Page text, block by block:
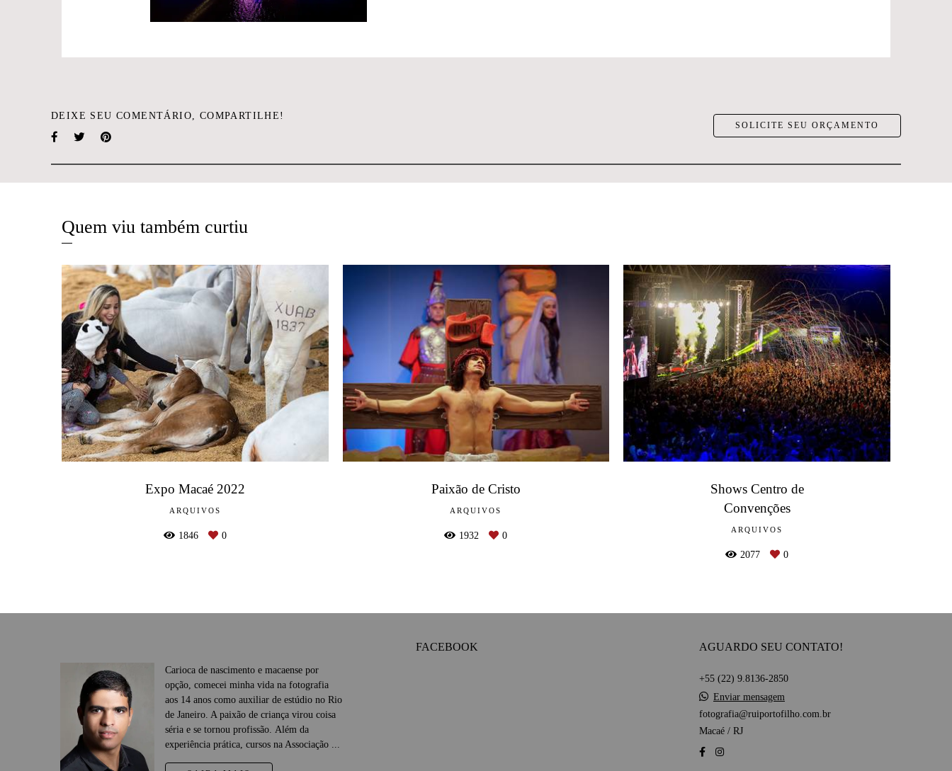
DEIXE SEU COMENTÁRIO, COMPARTILHE!
SOLICITE SEU ORÇAMENTO
Quem viu também curtiu
Expo Macaé 2022
ARQUIVOS
1846 0
Paixão de Cristo
ARQUIVOS
1932 0
Shows Centro de
Convenções
ARQUIVOS
2077 0
Carioca de nascimento e macaense por
opção, comecei minha vida na fotografia
aos 14 anos como auxiliar de estúdio no Rio
de Janeiro. A paixão de criança virou coisa
séria e se tornou profissão. Além da
experiência prática, cursos na Associação ...
FACEBOOK AGUARDO SEU CONTATO!
+55 (22) 9.8136-2850
Enviar mensagem
fotografia@ruiportofilho.com.br
Macaé / RJ